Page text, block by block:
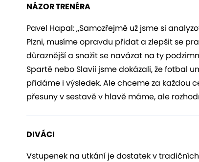
NÁZOR TRENÉRA
Pavel Hapal: „Samozřejmě už jsme si
Plzni, musíme opravdu přidat a zlepšit se
důraznější a snažit se navázat na ty
Spartě nebo Slavii jsme dokázali, že fotbal
přidáme i výsledek. Ale chceme za každou
přesuny v sestavě v hlavě máme, ale
DIVÁCI
Vstupenek na utkání je dostatek v